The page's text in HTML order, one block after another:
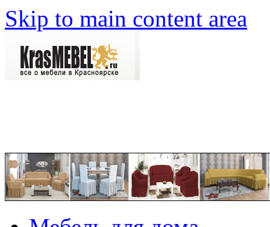
Skip to main content area